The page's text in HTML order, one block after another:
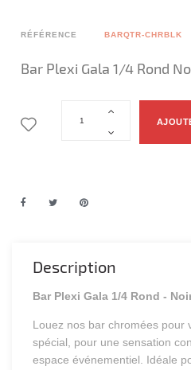
RÉFÉRENCE BARQTR-CHRBLK
Bar Plexi Gala 1/4 Rond
Description
Bar Plexi Gala 1/4 Rond -
Louez nos bar chromées pour
spécial, pour une sensation
espace événementiel. Idéale